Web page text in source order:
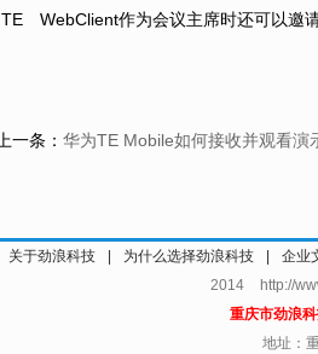
TE WebClient作为会议主席时还可以邀
上一条： 华为TE Mobile如何接收并观看演
关于劲浪科技 为什么选择劲浪科技 企业
2014 http://
重庆市劲浪
地址：